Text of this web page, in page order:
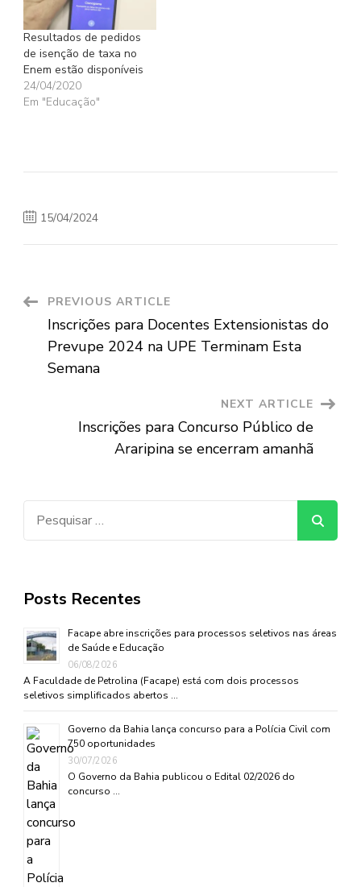
Resultados de pedidos
de isenção de taxa no
Enem estão disponíveis
24/04/2020
Em "Educação"
15/04/2024
Post
Navigation
PREVIOUS ARTICLE
Inscrições para Docentes Extensionistas do
Prevupe 2024 na UPE Terminam Esta
Semana
NEXT ARTICLE
Inscrições para Concurso Público de
Araripina se encerram amanhã
Posts Recentes
Facape abre inscrições para processos seletivos nas áreas
de Saúde e Educação
06/08/2026
A Faculdade de Petrolina (Facape) está com dois processos
seletivos simplificados abertos …
Governo da Bahia lança concurso para a Polícia Civil com
750 oportunidades
30/07/2026
O Governo da Bahia publicou o Edital 02/2026 do
concurso …